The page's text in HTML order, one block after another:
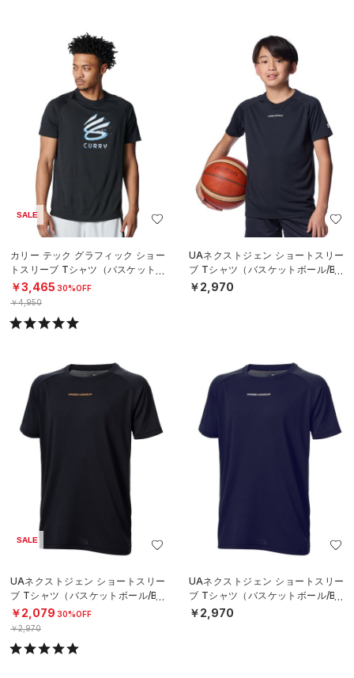
SALE
カリー テック グラフィック ショー
トスリーブ Tシャツ（バスケットボ
ール/MEN）
￥3,465 30%OFF
￥4,950
UAネクストジェン ショートスリー
ブ Tシャツ（バスケットボール/BO
YS）
￥2,970
SALE
UAネクストジェン ショートスリー
ブ Tシャツ（バスケットボール/BO
YS）
￥2,079 30%OFF
￥2,970
UAネクストジェン ショートスリー
ブ Tシャツ（バスケットボール/BO
YS）
￥2,970